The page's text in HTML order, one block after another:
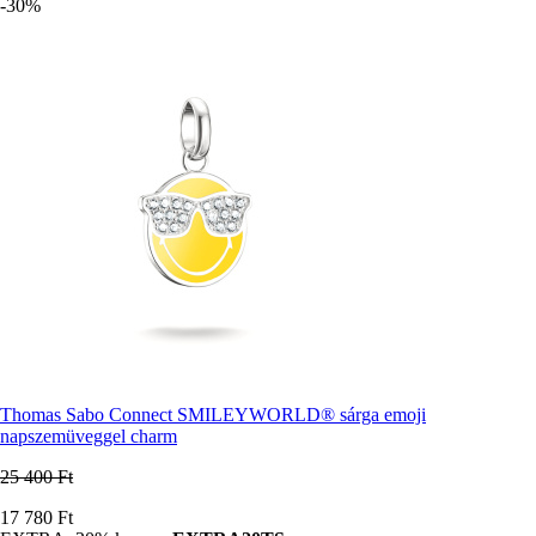
-30%
Thomas Sabo Connect SMILEYWORLD® sárga emoji
napszemüveggel charm
25 400 Ft
Ár
17 780 Ft